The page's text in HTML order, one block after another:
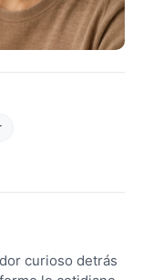
curioso detrás